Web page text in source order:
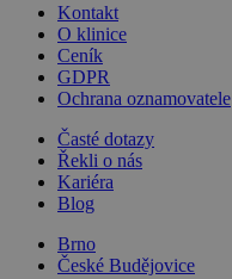
Kontakt
O klinice
Ceník
GDPR
Ochrana oznamovatele
Časté dotazy
Řekli o nás
Kariéra
Blog
Brno
České Budějovice